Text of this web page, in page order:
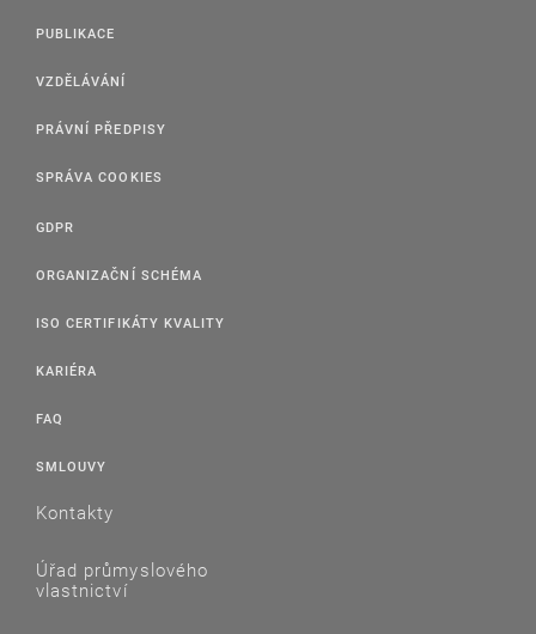
PUBLIKACE
VZDĚLÁVÁNÍ
PRÁVNÍ PŘEDPISY
SPRÁVA COOKIES
GDPR
ORGANIZAČNÍ SCHÉMA
ISO CERTIFIKÁTY KVALITY
KARIÉRA
FAQ
SMLOUVY
Kontakty
Úřad průmyslového
vlastnictví